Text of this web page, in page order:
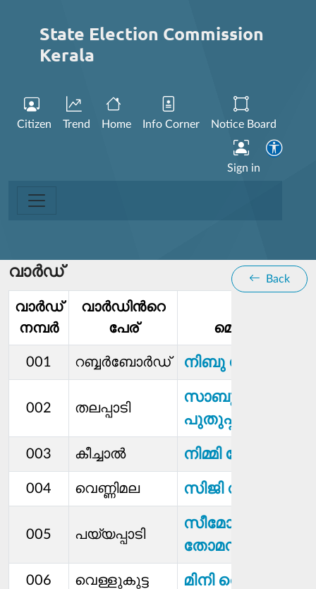
State Election Commission
Kerala
Citizen Trend Home Info Corner Notice Board
Sign in
വാര്‍ഡ് Back
വാര്‍ഡ്‌
നമ്പര്‍
വാര്‍ഡിൻറെ
പേര്
മെമ്പര്‍
001 റബ്ബര്‍ബോര്‍ഡ് നിബു ജോർജ്
002 തലപ്പാടി
സാബു
പുതുപ്പറമ്പിൽ
003 കീച്ചാൽ നിമ്മി തോമസ്
004 വെണ്ണിമല സിജി വര്‍ഗീസ്
005 പയ്യപ്പാടി
സീമോള്‍ സി
തോമസ്
006 വെള്ളുകുട്ട മിനി റെജി